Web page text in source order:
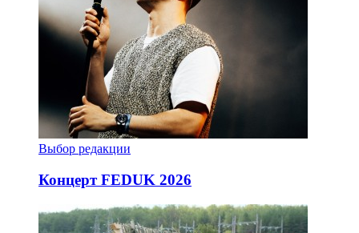
Выбор редакции
Концерт FEDUK 2026